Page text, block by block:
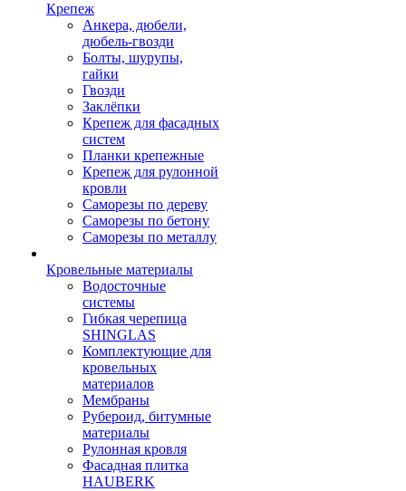
Крепеж
Анкера, дюбели,
дюбель-гвозди
Болты, шурупы,
гайки
Гвозди
Заклёпки
Крепеж для фасадных
систем
Планки крепежные
Крепеж для рулонной
кровли
Саморезы по дереву
Саморезы по бетону
Саморезы по металлу
Кровельные материалы
Водосточные
системы
Гибкая черепица
SHINGLAS
Комплектующие для
кровельных
материалов
Мембраны
Рубероид, битумные
материалы
Рулонная кровля
Фасадная плитка
HAUBERK